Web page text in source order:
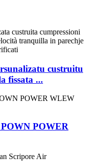
custruitu
fissata ...
POWER